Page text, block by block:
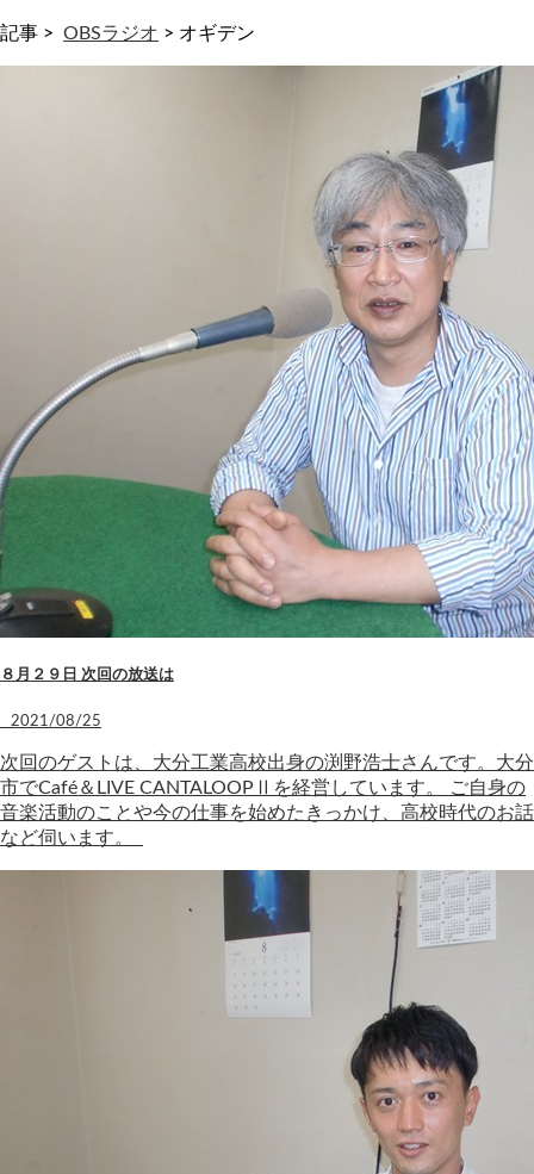
記事 > OBSラジオ > オギデン
８月２９日 次回の放送は
2021/08/25
次回のゲストは、大分工業高校出身の渕野浩士さんです。大分
市でCafé＆LIVE CANTALOOPⅡを経営しています。 ご自身の
音楽活動のことや今の仕事を始めたきっかけ、高校時代のお話
など伺います。